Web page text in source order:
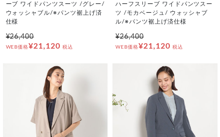
ーブ ワイドパンツスーツ /グレー/
ウォッシャブル/※パンツ裾上げ済
仕様
¥26,400
WEB価格¥21,120 税込
ハーフスリーブ ワイドパンツスー
ツ /モカベージュ/ ウォッシャブ
ル/※パンツ裾上げ済仕様
¥26,400
WEB価格¥21,120 税込